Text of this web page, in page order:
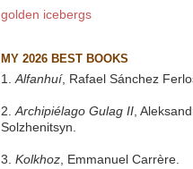
golden icebergs
MY 2026 BEST BOOKS
1. Alfanhuí, Rafael Sánchez
2. Archipiélago Gulag II ,
Solzhenitsyn.
3. Kolkhoz , Emmanuel Carrère.